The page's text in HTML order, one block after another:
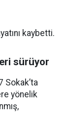
kaybetti.
sürüyor
Sokak’ta
yönelik